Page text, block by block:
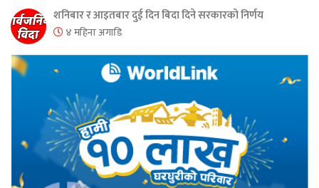
शनिबार र आइतबार दुई दिन बिदा दिने सरकारको निर्णय
४ महिना अगाडि